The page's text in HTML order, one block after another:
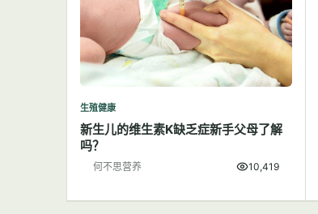
生殖健康
新生儿的维生素K缺乏症新手父母了解
吗？
何不思营养 10,419